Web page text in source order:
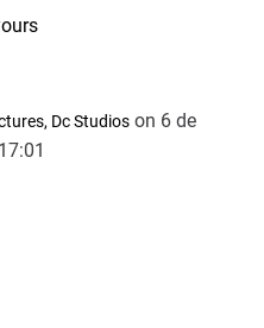
Dc Studios on 6 de